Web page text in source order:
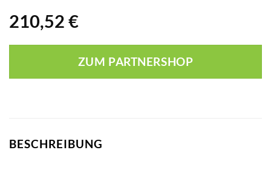
210,52 €
ZUM PARTNERSHOP
BESCHREIBUNG